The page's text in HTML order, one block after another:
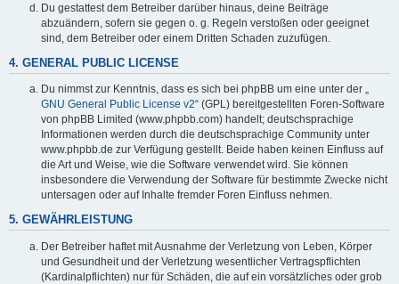
Du gestattest dem Betreiber darüber hinaus, deine Beiträge
abzuändern, sofern sie gegen o. g. Regeln verstoßen oder geeignet
sind, dem Betreiber oder einem Dritten Schaden zuzufügen.
4. GENERAL PUBLIC LICENSE
Du nimmst zur Kenntnis, dass es sich bei phpBB um eine unter der „
GNU General Public License v2“ (GPL) bereitgestellten Foren-Software
von phpBB Limited (www.phpbb.com) handelt; deutschsprachige
Informationen werden durch die deutschsprachige Community unter
www.phpbb.de zur Verfügung gestellt. Beide haben keinen Einfluss auf
die Art und Weise, wie die Software verwendet wird. Sie können
insbesondere die Verwendung der Software für bestimmte Zwecke nicht
untersagen oder auf Inhalte fremder Foren Einfluss nehmen.
5. GEWÄHRLEISTUNG
Der Betreiber haftet mit Ausnahme der Verletzung von Leben, Körper
und Gesundheit und der Verletzung wesentlicher Vertragspflichten
(Kardinalpflichten) nur für Schäden, die auf ein vorsätzliches oder grob